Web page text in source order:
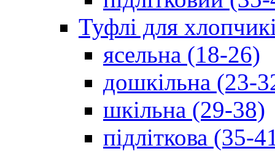
Туфлі для
ясельна (18-26)
дошкільна (23-
шкільна (29-38)
підліткова (35-